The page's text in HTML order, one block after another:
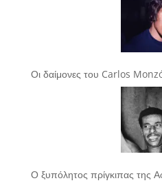
Οι δαίμονες του Carlos
Ο ξυπόλητος πρίγκιπας της